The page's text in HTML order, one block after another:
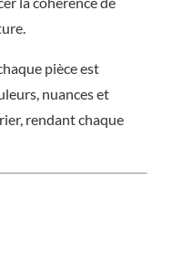
pièce est
nuances et
rendant chaque